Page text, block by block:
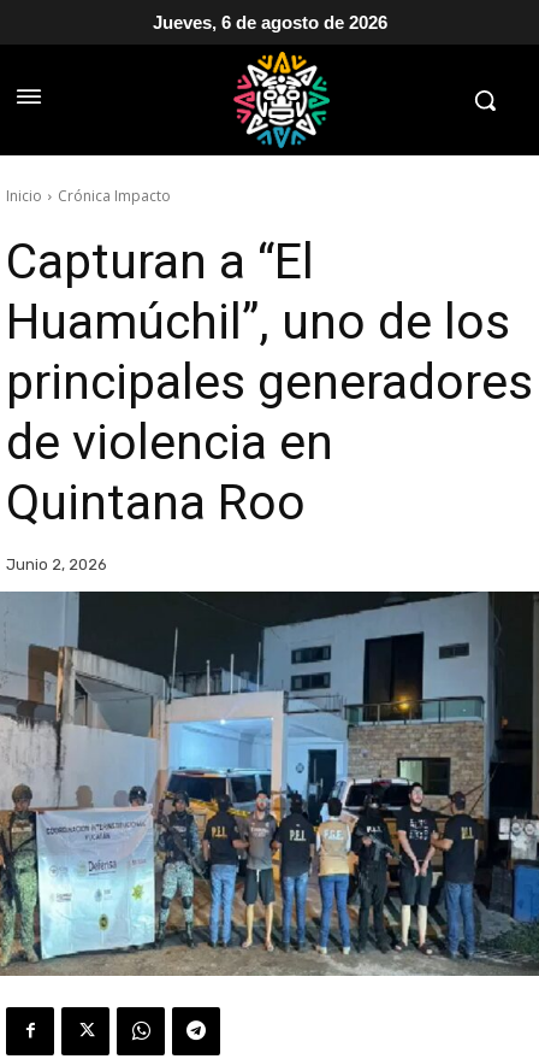
Jueves, 6 de agosto de 2026
Inicio Crónica Impacto
Capturan a “El
Huamúchil”, uno de los
principales generadores
de violencia en
Quintana Roo
Junio 2, 2026